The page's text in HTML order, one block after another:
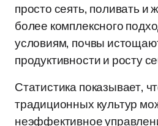
просто сеять, поливать
более комплексного
условиям, почвы
продуктивности и росту
Статистика показывает,
традиционных культур
неэффективное